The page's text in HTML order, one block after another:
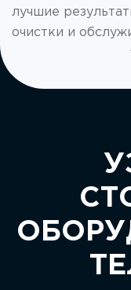
лучшие
очистки и